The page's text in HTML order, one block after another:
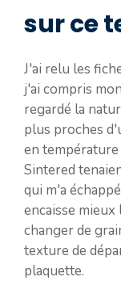
sur ce
J'ai relu les
j'ai compris
regardé la
plus proches
en température
Sintered
qui m'a
encaisse mieux
changer de
texture de
plaquette.